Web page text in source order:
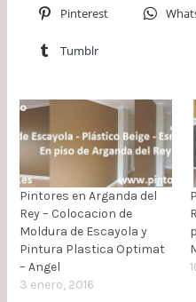
Pinterest
Tumblr
Pintores en Arganda del
Rey – Colocacion de
Moldura de Escayola y
Pintura Plastica Optimat
– Angel
3 enero, 2016